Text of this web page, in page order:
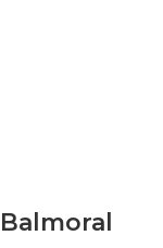
Balmoral